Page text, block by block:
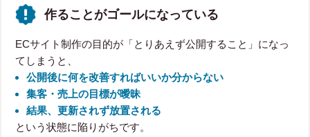
作ることがゴールになっている
ECサイト制作の目的が「とりあえず公開すること」になっ
てしまうと、
公開後に何を改善すればいいか分からない
集客・売上の目標が曖昧
結果、更新されず放置される
という状態に陥りがちです。